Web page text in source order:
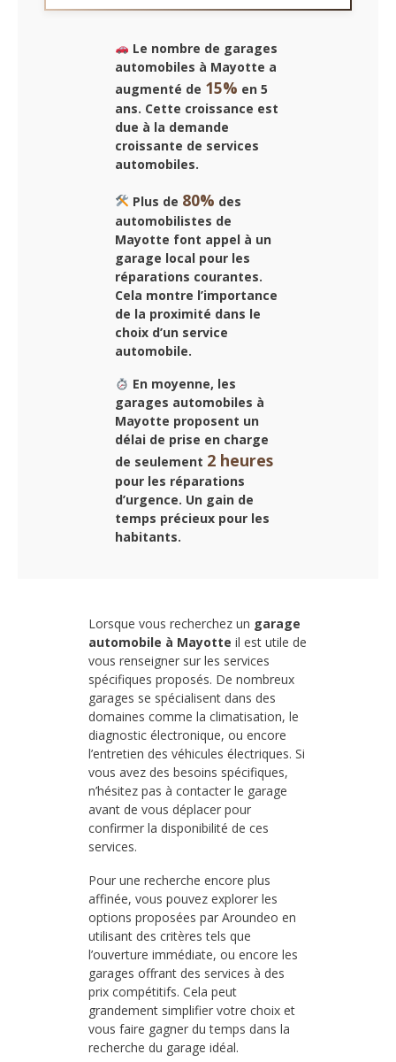
Le nombre de garages
automobiles à Mayotte a
augmenté de 15% en 5
ans. Cette croissance est
due à la demande
croissante de services
automobiles.
Plus de 80% des
automobilistes de
Mayotte font appel à un
garage local pour les
réparations courantes.
Cela montre l’importance
de la proximité dans le
choix d’un service
automobile.
En moyenne, les
garages automobiles à
Mayotte proposent un
délai de prise en charge
de seulement 2 heures
pour les réparations
d’urgence. Un gain de
temps précieux pour les
habitants.
Lorsque vous recherchez un garage
automobile à Mayotte il est utile de
vous renseigner sur les services
spécifiques proposés. De nombreux
garages se spécialisent dans des
domaines comme la climatisation, le
diagnostic électronique, ou encore
l’entretien des véhicules électriques. Si
vous avez des besoins spécifiques,
n’hésitez pas à contacter le garage
avant de vous déplacer pour
confirmer la disponibilité de ces
services.
Pour une recherche encore plus
affinée, vous pouvez explorer les
options proposées par Aroundeo en
utilisant des critères tels que
l’ouverture immédiate, ou encore les
garages offrant des services à des
prix compétitifs. Cela peut
grandement simplifier votre choix et
vous faire gagner du temps dans la
recherche du garage idéal.